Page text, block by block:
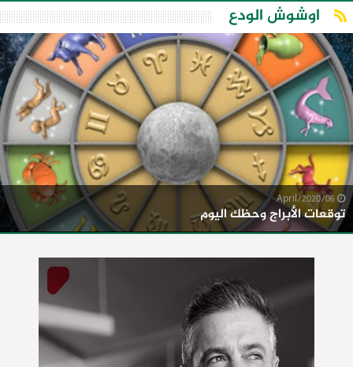
اوشوش الودع
توقعات الأبراج وحظك اليوم